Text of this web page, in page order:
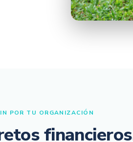
POR TU ORGANIZACIÓN